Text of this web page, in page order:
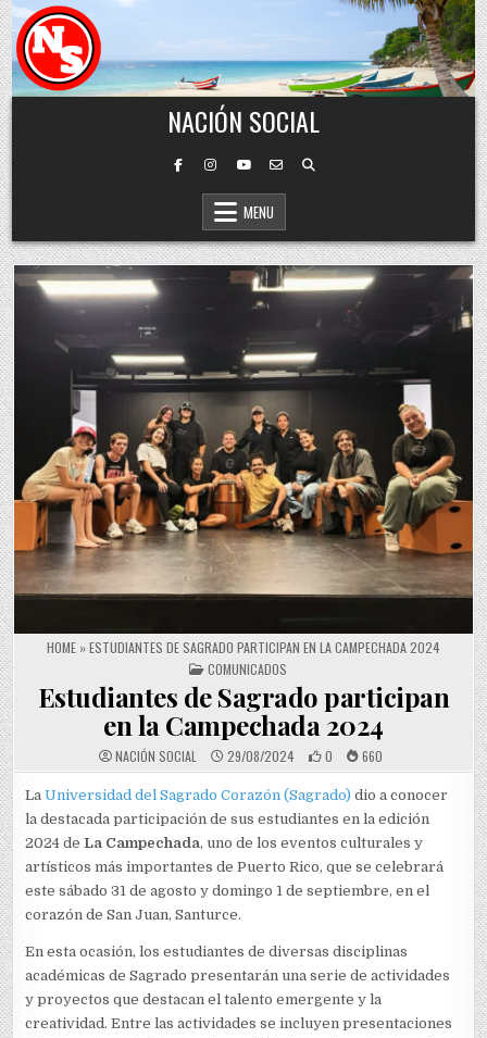
Skip to content
NACIÓN SOCIAL
MENU
HOME »ESTUDIANTES DE SAGRADO PARTICIPAN EN LA CAMPECHADA 2024
POSTED IN
COMUNICADOS
Estudiantes de Sagrado participan
en la Campechada 2024
NACIÓN SOCIAL 29/08/2024 0 660
LaUniversidad del Sagrado Corazón (Sagrado) dio a conocer
la destacada participación de sus estudiantes en la edición
2024 deLa Campechada, uno de los eventos culturales y
artísticos más importantes de Puerto Rico, que se celebrará
este sábado 31 de agosto y domingo 1 de septiembre, en el
corazón de San Juan, Santurce.
En esta ocasión, los estudiantes de diversas disciplinas
académicas de Sagrado presentarán una serie de actividades
y proyectos que destacan el talento emergente y la
creatividad. Entre las actividades se incluyen presentaciones